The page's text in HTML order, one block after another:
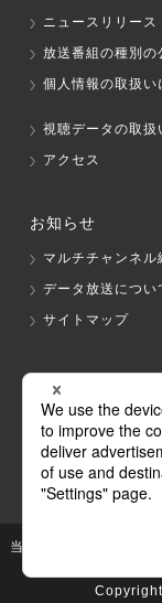
ニュースリリース
放送番組の種別の
個人情報の取扱い
視聴データの取扱
アクセス
お知らせ
マルチチャンネル
データ放送につい
サイトマップ
グループ会社
テレビ朝日
当社が著作権、著作隣